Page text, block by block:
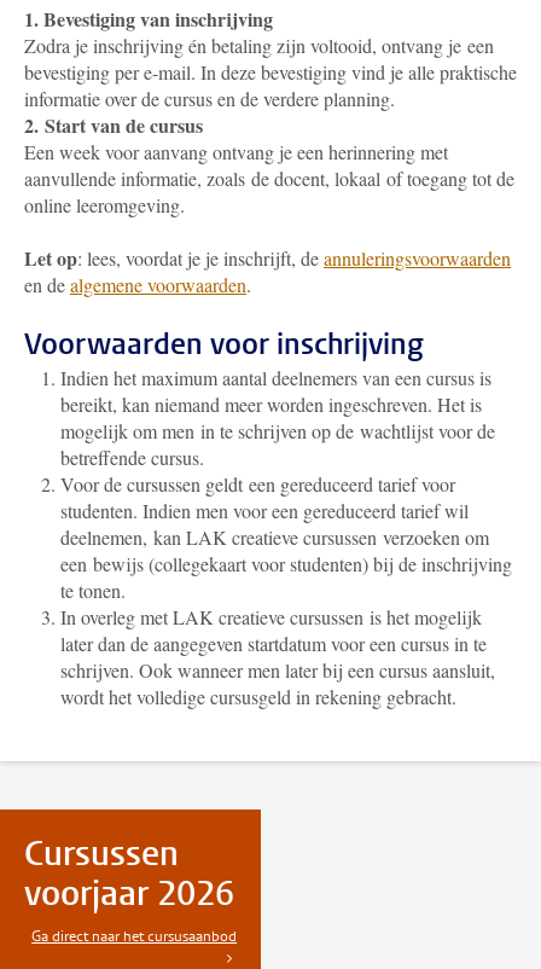
1. Bevestiging van inschrijving
Zodra je inschrijving én betaling zijn voltooid, ontvang je een
bevestiging per e-mail. In deze bevestiging vind je alle praktische
informatie over de cursus en de verdere planning.
2. Start van de cursus
Een week voor aanvang ontvang je een herinnering met
aanvullende informatie, zoals de docent, lokaal of toegang tot de
online leeromgeving.
Let op: lees, voordat je je inschrijft, deannuleringsvoorwaarden
en dealgemene voorwaarden.
Voorwaarden voor inschrijving
Indien het maximum aantal deelnemers van een cursus is
bereikt, kan niemand meer worden ingeschreven. Het is
mogelijk om men in te schrijven op de wachtlijst voor de
betreffende cursus.
Voor de cursussen geldt een gereduceerd tarief voor
studenten. Indien men voor een gereduceerd tarief wil
deelnemen, kan LAK creatieve cursussen verzoeken om
een bewijs (collegekaart voor studenten) bij de inschrijving
te tonen.
In overleg met LAK creatieve cursussen is het mogelijk
later dan de aangegeven startdatum voor een cursus in te
schrijven. Ook wanneer men later bij een cursus aansluit,
wordt het volledige cursusgeld in rekening gebracht.
Cursussen
voorjaar 2026
Ga direct naar het cursusaanbod